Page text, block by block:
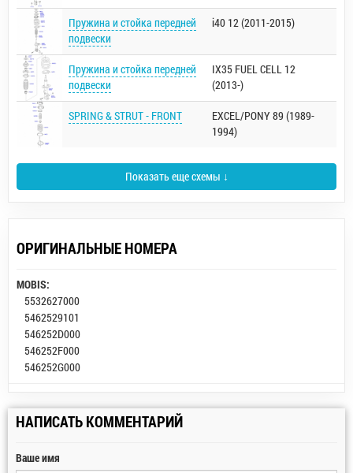
Пружина и стойка передней
подвески
i40 12 (2011-2015)
Пружина и стойка передней
подвески
IX35 FUEL CELL 12
(2013-)
SPRING & STRUT - FRONT
EXCEL/PONY 89 (1989-
1994)
Показать еще схемы ↓
ОРИГИНАЛЬНЫЕ НОМЕРА
MOBIS:
5532627000
5462529101
546252D000
546252F000
546252G000
НАПИСАТЬ КОММЕНТАРИЙ
Ваше имя